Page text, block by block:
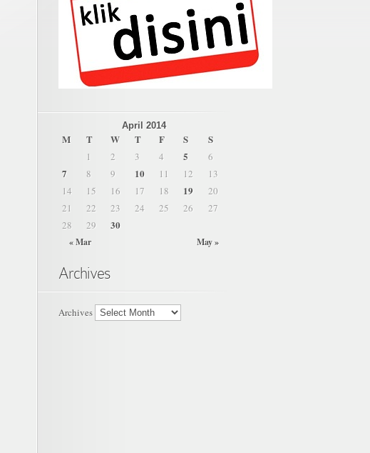
April 2014
M T W T F S S
« Mar May »
1 2 3 4 5 6
7 8 9 10 11 12
13
14
15 16 17 18 19
20
21
22 23 24 25 26
27
28
29 30
Archives
Archives